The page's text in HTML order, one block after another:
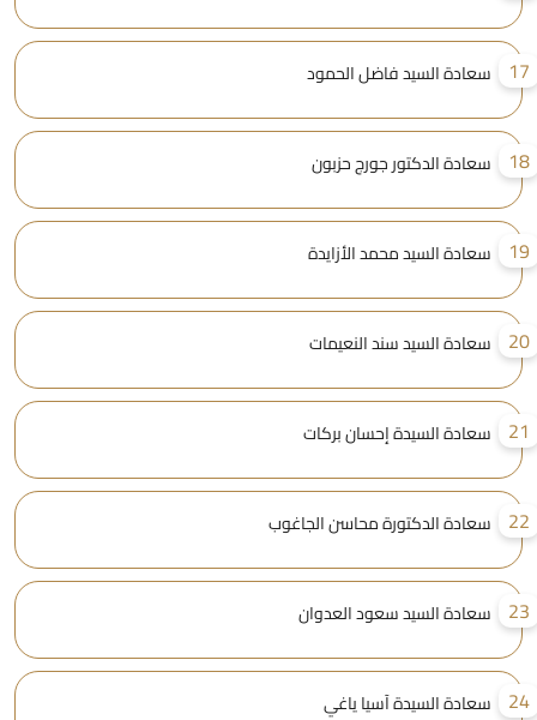
سعادة السيد فاضل الحمود
سعادة الدكتور جورج حزبون
سعادة السيد محمد الأزايدة
سعادة السيد سند النعيمات
سعادة السيدة إحسان بركات
سعادة الدكتورة محاسن الجاغوب
سعادة السيد سعود العدوان
سعادة السيدة آسيا ياغي